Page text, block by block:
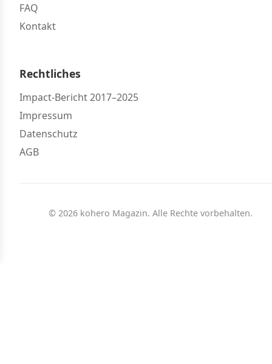
FAQ
Kontakt
Rechtliches
Impact-Bericht 2017–2025
Impressum
Datenschutz
AGB
© 2026 kohero Magazin. Alle Rechte vorbehalten.